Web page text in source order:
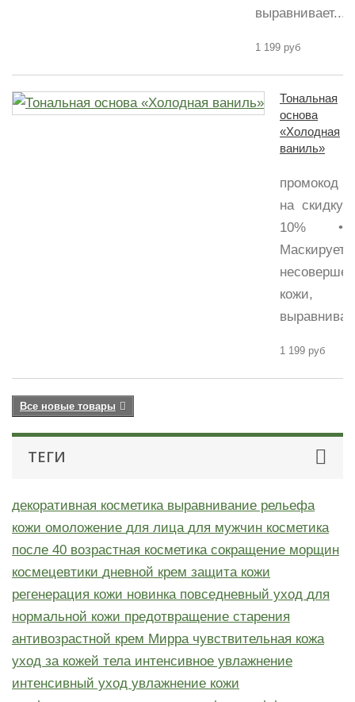
выравнивает...
1 199 руб
Тональная
основа
«Холодная
ваниль»
промокод
на скидку
10% •
Маскирует
кожи,
1 199 руб
Все новые товары
ТЕГИ
декоративная косметика выравнивание рельефа
кожи омоложение для лица для мужчин косметика
после 40 возрастная косметика сокращение морщин
космецевтики дневной крем защита кожи
регенерация кожи новинка повседневный уход для
нормальной кожи предотвращение старения
антивозрастной крем Мирра чувствительная кожа
уход за кожей тела интенсивное увлажнение
интенсивный уход увлажнение кожи